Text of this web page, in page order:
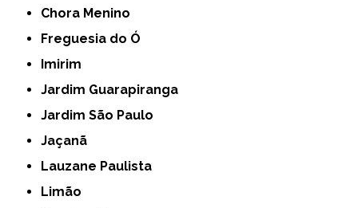
Chora Menino
Freguesia do Ó
Imirim
Jardim Guarapiranga
Jardim São Paulo
Jaçanã
Lauzane Paulista
Limão